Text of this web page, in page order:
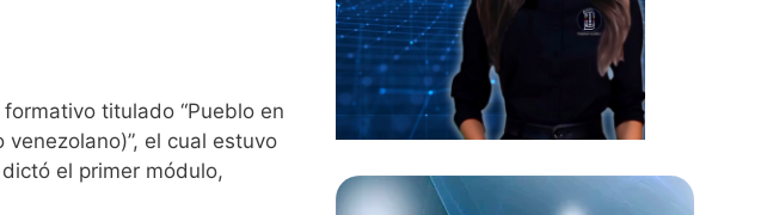
titulado “Pueblo en
el cual estuvo
el primer módulo,